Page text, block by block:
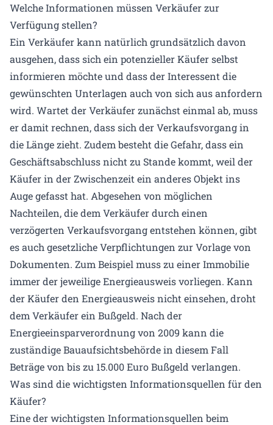
Welche Informationen müssen Verkäufer zur
Verfügung stellen?
Ein Verkäufer kann natürlich grundsätzlich davon
ausgehen, dass sich ein potenzieller Käufer selbst
informieren möchte und dass der Interessent die
gewünschten Unterlagen auch von sich aus anfordern
wird. Wartet der Verkäufer zunächst einmal ab, muss
er damit rechnen, dass sich der Verkaufsvorgang in
die Länge zieht. Zudem besteht die Gefahr, dass ein
Geschäftsabschluss nicht zu Stande kommt, weil der
Käufer in der Zwischenzeit ein anderes Objekt ins
Auge gefasst hat. Abgesehen von möglichen
Nachteilen, die dem Verkäufer durch einen
verzögerten Verkaufsvorgang entstehen können, gibt
es auch gesetzliche Verpflichtungen zur Vorlage von
Dokumenten. Zum Beispiel muss zu einer Immobilie
immer der jeweilige Energieausweis vorliegen. Kann
der Käufer den Energieausweis nicht einsehen, droht
dem Verkäufer ein Bußgeld. Nach der
Energieeinsparverordnung von 2009 kann die
zuständige Bauaufsichtsbehörde in diesem Fall
Beträge von bis zu 15.000 Euro Bußgeld verlangen.
Was sind die wichtigsten Informationsquellen für den
Käufer?
Eine der wichtigsten Informationsquellen beim